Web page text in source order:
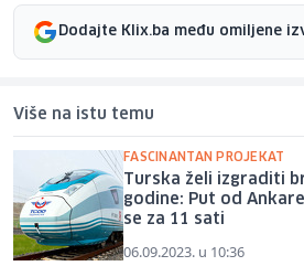
Dodajte Klix.ba među omiljene
Više na istu temu
FASCINANTAN PROJEKAT
Turska želi izgraditi
godine: Put od
se za 11 sati
06.09.2023. u 10:36